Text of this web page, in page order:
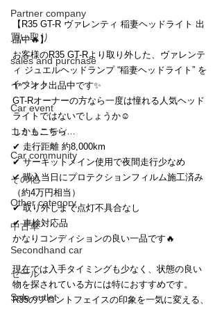
Partner company
買い取り
sales and purchase
イベント
Car event
コミュニティ
Car community
その他
Other category
中古車
Secondhand car
セール
Sale outlet
【R35 GT-R ヴァレンティ 稲妻ヘッドライト 出
品中🔥】
お客様のR35 GT-Rより取り外した、ヴァレンテ
ィ ジュエルヘッドランプ “稲妻ヘッドライト” を
ヤフオク出品中です✨
GT-Rオーナーの方なら一度は憧れる人気ヘッド
ライトではないでしょうか☺️
しかもこちら…
✔ 走行距離 約8,000km
✔ サーキットメイン使用で夜間走行少なめ
✔ 購入当日にプロテクションフィルム施工済み
（約4万円相当）
✔ 取り外しまで点灯不具合なし
✔ 車検対応品
かなりコンディションの良い一品です🔥
現在では入手タイミングも少なく、状態の良い
物を探されている方には特におすすめです。
R35のフロントフェイスの印象を一気に変える、